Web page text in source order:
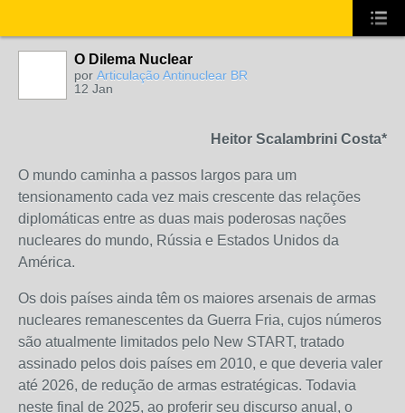
O Dilema Nuclear
por Articulação Antinuclear BR
12 Jan
Heitor Scalambrini Costa*
O mundo caminha a passos largos para um
tensionamento cada vez mais crescente das relações
diplomáticas entre as duas mais poderosas nações
nucleares do mundo, Rússia e Estados Unidos da
América.
Os dois países ainda têm os maiores arsenais de armas
nucleares remanescentes da Guerra Fria, cujos números
são atualmente limitados pelo New START, tratado
assinado pelos dois países em 2010, e que deveria valer
até 2026, de redução de armas estratégicas. Todavia
neste final de 2025, ao proferir seu discurso anual, o